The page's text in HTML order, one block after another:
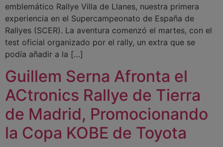
emblemático Rallye Villa de Llanes, nuestra primera
experiencia en el Supercampeonato de España de
Rallyes (SCER). La aventura comenzó el martes, con el
test oficial organizado por el rally, un extra que se
podía añadir a la […]
Guillem Serna Afronta el
ACtronics Rallye de Tierra
de Madrid, Promocionando
la Copa KOBE de Toyota